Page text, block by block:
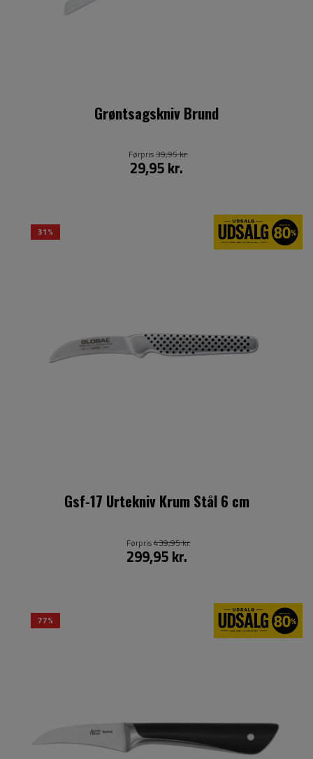
Grøntsagskniv Brund
29,95 kr.
Førpris39,95 kr.
31%
Gsf-17 Urtekniv Krum Stål 6 cm
299,95 kr.
Førpris439,95 kr.
77%